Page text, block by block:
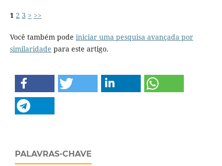
1 2 3 > >>
Você também pode iniciar uma pesquisa avançada por
similaridade para este artigo.
PALAVRAS-CHAVE